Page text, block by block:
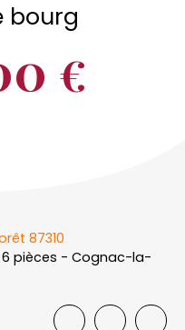
bourg
€
87310
6 pièces - Cognac-la-